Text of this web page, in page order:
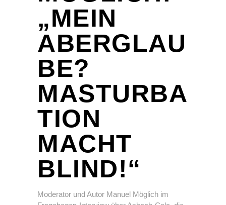
„MEIN
ABERGLAU
BE?
MASTURBA
TION
MACHT
BLIND!“
Moderator und Autor Manuel Möglich im